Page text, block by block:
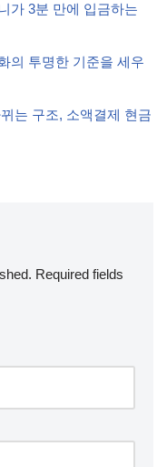
가 3분 만에 입금하는
의 투명한 기준을 세우
는 구조, 소액결제 현금
Required fields